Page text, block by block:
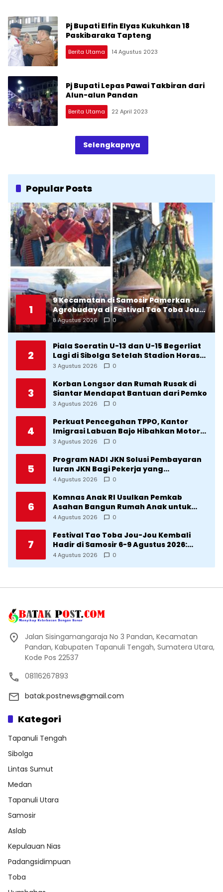
Pj Bupati Elfin Elyas Kukuhkan 18
Paskibaraka Tapteng
Berita Utama 14 Agustus 2023
Pj Bupati Lepas Pawai Takbiran dari
Alun-alun Pandan
Berita Utama 22 April 2023
Selengkapnya
Popular Posts
1
9 Kecamatan di Samosir Pamerkan
Agrobudaya di Festival Tao Toba Jou-
Jou 2026: Membranding Produk Lokal
agar Terkenal
8 Agustus 2026 0
2
Piala Soeratin U-13 dan U-15 Begerliat
Lagi di Sibolga Setelah Stadion Horas
Direvitalisasi Wali Kota
3 Agustus 2026 0
3
Korban Longsor dan Rumah Rusak di
Siantar Mendapat Bantuan dari Pemko
3 Agustus 2026 0
4
Perkuat Pencegahan TPPO, Kantor
Imigrasi Labuan Bajo Hibahkan Motor
Operasional ke Lima Desa di
3 Agustus 2026 0
5
Program NADI JKN Solusi Pembayaran
Iuran JKN Bagi Pekerja yang
Penghasilannya Tidak Tetap
4 Agustus 2026 0
6
Komnas Anak RI Usulkan Pemkab
Asahan Bangun Rumah Anak untuk
Korban Kekerasan
4 Agustus 2026 0
7
Festival Tao Toba Jou-Jou Kembali
Hadir di Samosir 6-9 Agustus 2026:
Datang Saksikan Kemeriahan dan Raih
4 Agustus 2026 0
Jalan Sisingamangaraja No 3 Pandan, Kecamatan
Pandan, Kabupaten Tapanuli Tengah, Sumatera Utara,
Kode Pos 22537
08116267893
batak.postnews@gmail.com
Kategori
Tapanuli Tengah
Sibolga
Lintas Sumut
Medan
Tapanuli Utara
Samosir
Aslab
Kepulauan Nias
Padangsidimpuan
Toba